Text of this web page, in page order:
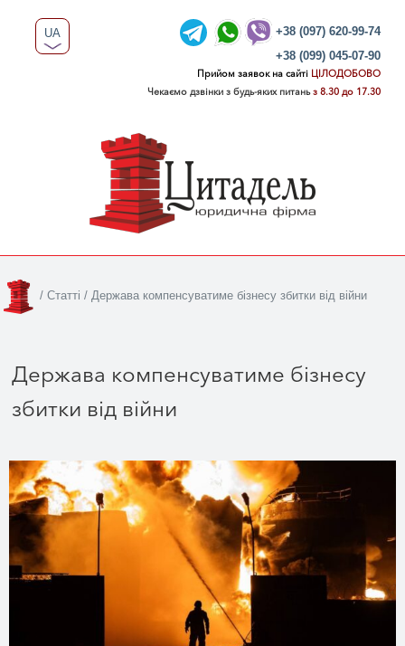
UA
+38 (097) 620-99-74
+38 (099) 045-07-90
Прийом заявок на сайті ЦІЛОДОБОВО
Чекаємо дзвінки з будь-яких питань з 8.30 до 17.30
/ Статті / Держава компенсуватиме бізнесу збитки від війни
Держава компенсуватиме бізнесу
збитки від війни